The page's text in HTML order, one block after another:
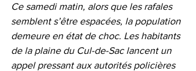
Ce samedi matin, alors que les rafales
semblent s’être espacées, la population
demeure en état de choc. Les habitants
de la plaine du Cul-de-Sac lancent un
appel pressant aux autorités policières